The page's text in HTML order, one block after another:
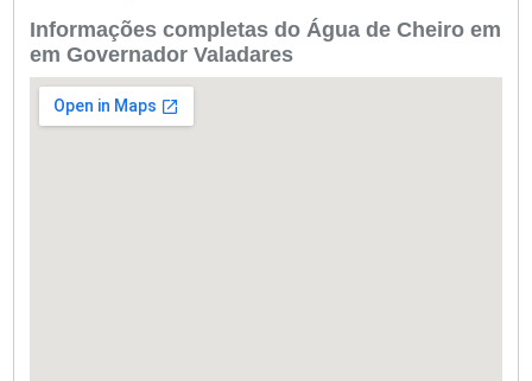
Informações completas do Água de Cheiro em
em Governador Valadares